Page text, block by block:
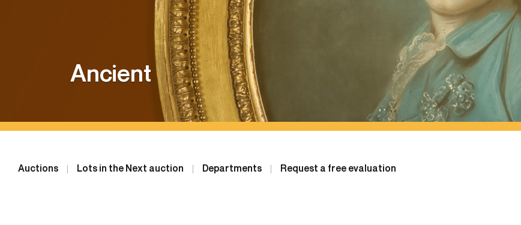
Ancient
Auctions Lots in the Next auction Departments Request a free evaluation